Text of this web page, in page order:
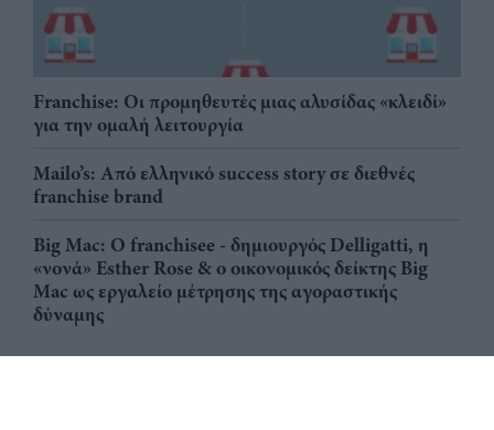
Franchise: Οι προμηθευτές μιας αλυσίδας «κλειδί»
για την ομαλή λειτουργία
Mailo’s: Από ελληνικό success story σε διεθνές
franchise brand
Big Mac: Ο franchisee - δημιουργός Delligatti, η
«νονά» Esther Rose & ο οικονομικός δείκτης Big
Mac ως εργαλείο μέτρησης της αγοραστικής
δύναμης